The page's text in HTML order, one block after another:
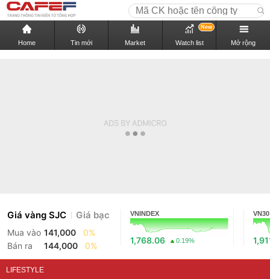
Home Tin mới Market Watch list
New
Mở rộng
Giá vàng SJC Giá bạc
Mua vào 141,000
0%
Bán ra
144,000 0%
VNINDEX
1,768.06 0.19%
VN30
LIFESTYLE